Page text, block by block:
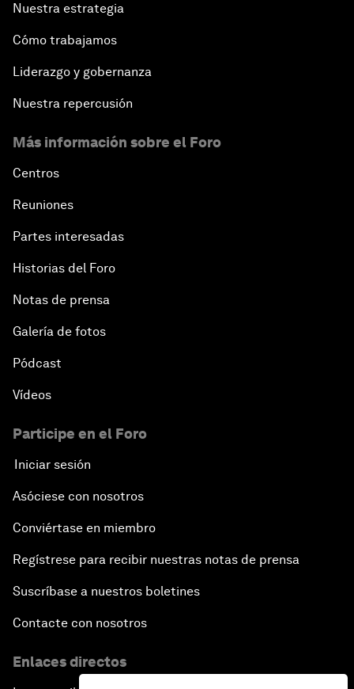
Nuestra estrategia
Cómo trabajamos
Liderazgo y gobernanza
Nuestra repercusión
Más información sobre el Foro
Centros
Reuniones
Partes interesadas
Historias del Foro
Notas de prensa
Galería de fotos
Pódcast
Vídeos
Participe en el Foro
Iniciar sesión
Asóciese con nosotros
Conviértase en miembro
Regístrese para recibir nuestras notas de prensa
Suscríbase a nuestros boletines
Contacte con nosotros
Enlaces directos